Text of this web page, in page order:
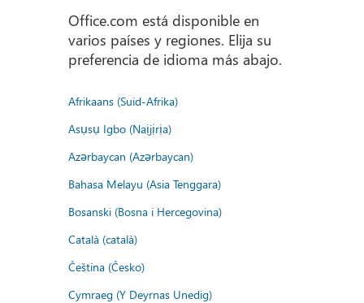
Office.com está disponible en
varios países y regiones. Elija su
preferencia de idioma más abajo.
Afrikaans (Suid-Afrika)
Asụsụ Igbo (Naịjịrịa)
Azərbaycan (Azərbaycan)
Bahasa Melayu (Asia Tenggara)
Bosanski (Bosna i Hercegovina)
Català (català)
Čeština (Česko)
Cymraeg (Y Deyrnas Unedig)